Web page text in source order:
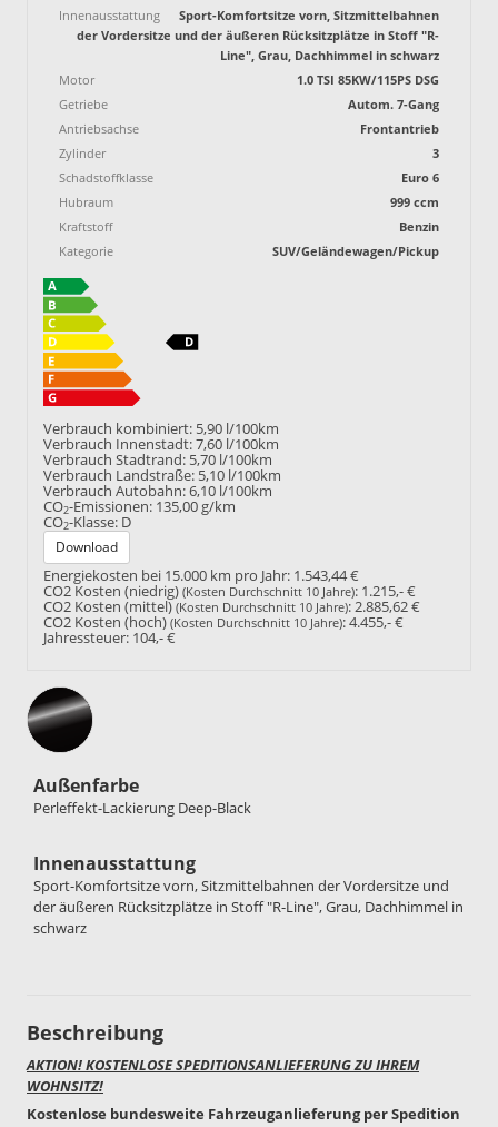
Innenausstattung
Sport-Komfortsitze vorn, Sitzmittelbahnen
der Vordersitze und der äußeren Rücksitzplätze in Stoff "R-
Line", Grau, Dachhimmel in schwarz
Motor
1.0 TSI 85KW/115PS DSG
Getriebe
Autom. 7-Gang
Antriebsachse
Frontantrieb
Zylinder
3
Schadstoffklasse
Euro 6
Hubraum
999 ccm
Kraftstoff
Benzin
Kategorie
SUV/Geländewagen/Pickup
Verbrauch kombiniert: 5,90 l/100km
Verbrauch Innenstadt:7,60 l/100km
Verbrauch Stadtrand: 5,70 l/100km
Verbrauch Landstraße: 5,10 l/100km
Verbrauch Autobahn:6,10 l/100km
CO2-Emissionen: 135,00 g/km
CO2-Klasse: D
Download
Energiekosten bei 15.000 km pro Jahr: 1.543,44 €
CO2 Kosten (niedrig) (Kosten Durchschnitt 10 Jahre): 1.215,- €
CO2 Kosten (mittel) (Kosten Durchschnitt 10 Jahre):2.885,62 €
CO2 Kosten (hoch) (Kosten Durchschnitt 10 Jahre):4.455,- €
Jahressteuer: 104,- €
Außenfarbe
Perleffekt-Lackierung Deep-Black
Innenausstattung
Sport-Komfortsitze vorn, Sitzmittelbahnen der Vordersitze und
der äußeren Rücksitzplätze in Stoff "R-Line", Grau, Dachhimmel in
schwarz
Beschreibung
AKTION! KOSTENLOSE SPEDITIONSANLIEFERUNG ZU IHREM
WOHNSITZ!
Kostenlose bundesweite Fahrzeuganlieferung per Spedition